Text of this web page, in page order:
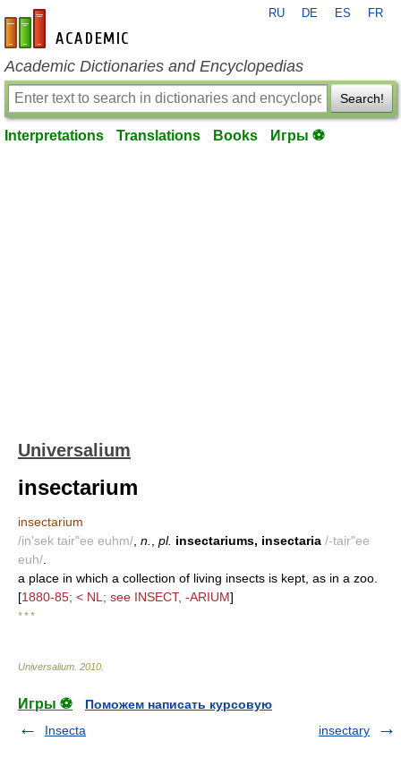
en-academic.com
RU DE ES FR
Academic Dictionaries and Encyclopedias
Search!
Interpretations Translations Books Игры ⚽
Universalium
insectarium
insectarium
/in'sek tair"ee euhm/ n. pl. insectariums, insectaria /-tair"ee
euh/
a place in which a collection of living insects is kept, as in a zoo.
[1880-85; < NL; see INSECT, -ARIUM]
* * *
Universalium 2010
Игры ⚽
Поможем написать курсовую
Insecta
insectary